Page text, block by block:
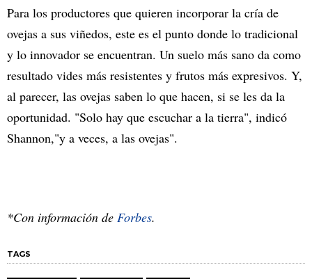
Para los productores que quieren incorporar la cría de
ovejas a sus viñedos, este es el punto donde lo tradicional
y lo innovador se encuentran. Un suelo más sano da como
resultado vides más resistentes y frutos más expresivos. Y,
al parecer, las ovejas saben lo que hacen, si se les da la
oportunidad. "Solo hay que escuchar a la tierra", indicó
Shannon,"y a veces, a las ovejas".
*Con información de Forbes.
TAGS